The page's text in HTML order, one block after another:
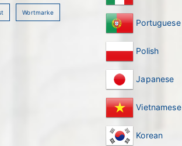
Wortmarke
Portuguese
Polish
Japanese
Vietnamese
Korean